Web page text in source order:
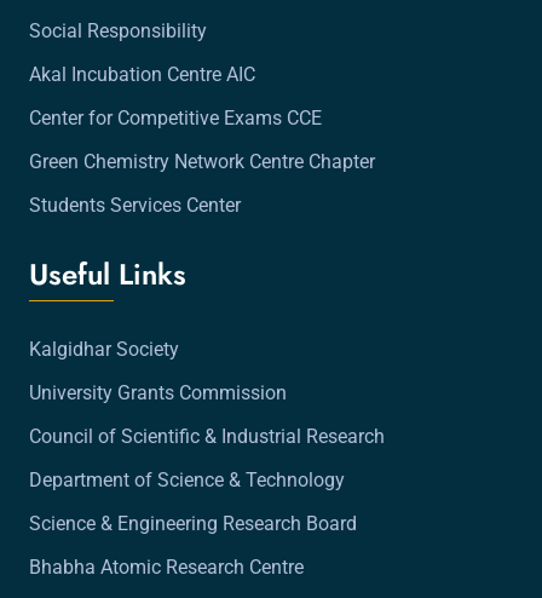
Social Responsibility
Akal Incubation Centre AIC
Center for Competitive Exams CCE
Green Chemistry Network Centre Chapter
Students Services Center
Useful Links
Kalgidhar Society
University Grants Commission
Council of Scientific & Industrial Research
Department of Science & Technology
Science & Engineering Research Board
Bhabha Atomic Research Centre